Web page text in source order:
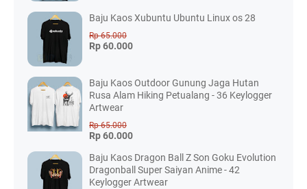
Baju Kaos Xubuntu Ubuntu Linux os 28
Rp 65.000
Rp 60.000
Baju Kaos Outdoor Gunung Jaga Hutan
Rusa Alam Hiking Petualang - 36 Keylogger
Artwear
Rp 65.000
Rp 60.000
Baju Kaos Dragon Ball Z Son Goku Evolution
Dragonball Super Saiyan Anime - 42
Keylogger Artwear